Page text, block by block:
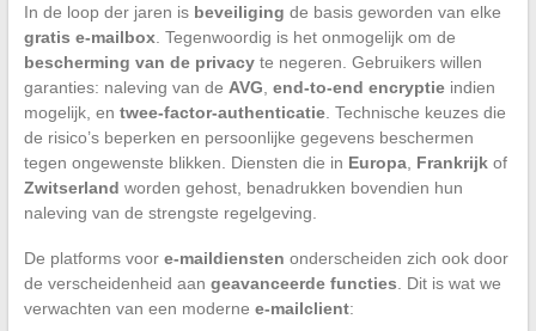
In de loop der jaren is beveiliging de basis geworden van elke
gratis e-mailbox. Tegenwoordig is het onmogelijk om de
bescherming van de privacyte negeren. Gebruikers willen
garanties: naleving van de AVG end-to-end encryptieindien
mogelijk, en twee-factor-authenticatie. Technische keuzes die
de risico’s beperken en persoonlijke gegevens beschermen
tegen ongewenste blikken. Diensten die in Europa, Frankrijkof
Zwitserland worden gehost, benadrukken bovendien hun
naleving van de strengste regelgeving.
De platforms voor e-maildiensten onderscheiden zich ook door
de verscheidenheid aan geavanceerde functies . Dit is wat we
verwachten van een moderne e-mailclient: